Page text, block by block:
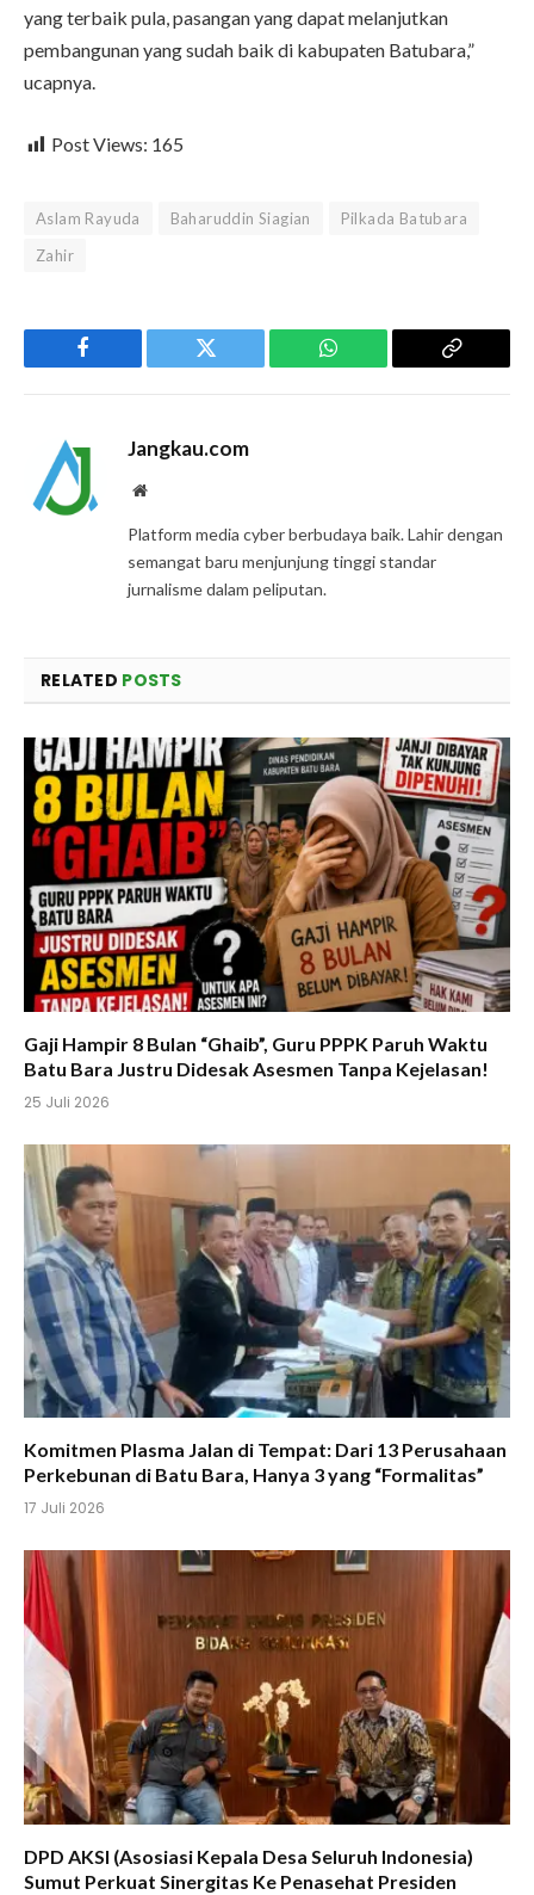
yang terbaik pula, pasangan yang dapat melanjutkan
pembangunan yang sudah baik di kabupaten Batubara,”
ucapnya.
Post Views: 165
Aslam Rayuda Baharuddin Siagian
Pilkada Batubara
Zahir
Facebook Twitter WhatsApp
Copy
Jangkau.com
Website
Platform media cyber berbudaya baik. Lahir dengan
semangat baru menjunjung tinggi standar
jurnalisme dalam peliputan.
RELATED POSTS
Gaji Hampir 8 Bulan “Ghaib”, Guru PPPK Paruh Waktu
Batu Bara Justru Didesak Asesmen Tanpa Kejelasan!
25 Juli 2026
Komitmen Plasma Jalan di Tempat: Dari 13 Perusahaan
Perkebunan di Batu Bara, Hanya 3 yang “Formalitas”
17 Juli 2026
DPD AKSI (Asosiasi Kepala Desa Seluruh Indonesia)
Sumut Perkuat Sinergitas Ke Penasehat Presiden